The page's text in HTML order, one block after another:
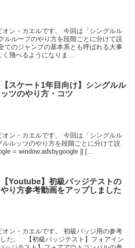
ン・カエルです。 今回は「シングルル
ルループのやり方を段階ごとに分けて説
てのジャンプの基本系とも呼ばれる大事
く飛べるようになりま...
【スケート1年目向け】シングルル
ッツのやり方・コツ
オン・カエルです。 今回は「シングルル
ルッツのやり方を段階ごとに分けて説
= window.adsbygoogle || [...
【Youtube】初級バッジテストの
やり方参考動画をアップしました
ン・カエルです。 初級バッジ用の参考
た。 【初級バッジテスト】フォアイン